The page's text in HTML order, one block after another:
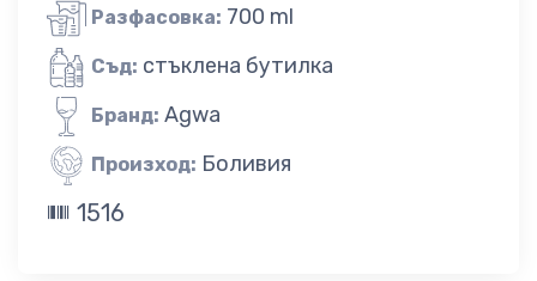
Разфасовка: 700 ml
Съд: стъклена бутилка
Бранд: Agwa
Произход: Боливия
1516